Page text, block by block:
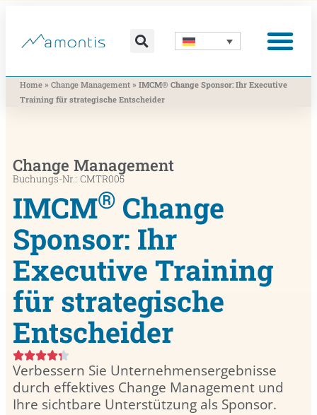
Home » Change Management » IMCM® Change Sponsor: Ihr Executive
Training für strategische Entscheider
Change Management
Buchungs-Nr.: CMTR005
IMCM® Change
Sponsor: Ihr
Executive Training
für strategische
Entscheider
Verbessern Sie Unternehmensergebnisse
durch effektives Change Management und
Ihre sichtbare Unterstützung als Sponsor.